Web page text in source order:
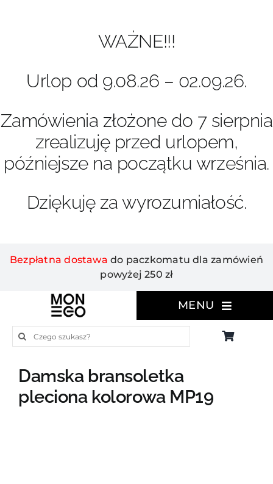
WAŻNE!!!
Urlop od 9.08.26 – 02.09.26.
Zamówienia złożone do 7 sierpnia
zrealizuję przed urlopem,
późniejsze na początku września.
Dziękuję za wyrozumiałość.
Bezpłatna dostawa do paczkomatu dla zamówień
powyżej 250 zł
MENU
Szukaj
Damska bransoletka
pleciona kolorowa MP19